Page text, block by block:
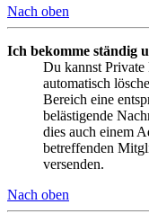
Nach oben
Ich bekomme ständig
Du kannst
automatisch
Bereich eine
belästigende
dies auch einem
betreffenden
versenden.
Nach oben